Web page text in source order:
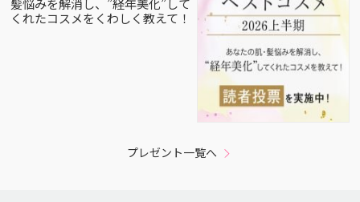
髪悩みを解消し、”経年美化”して
くれたコスメをくわしく教えて！
プレゼント一覧へ